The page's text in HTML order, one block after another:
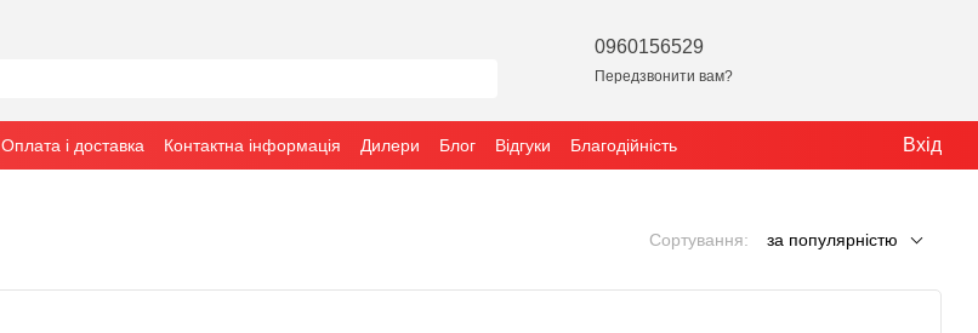
0960156529
Передзвонити вам?
Оплата і доставка Контактна інформація Дилери Блог Відгуки
Благодійність
Вхід
Сортування: за популярністю